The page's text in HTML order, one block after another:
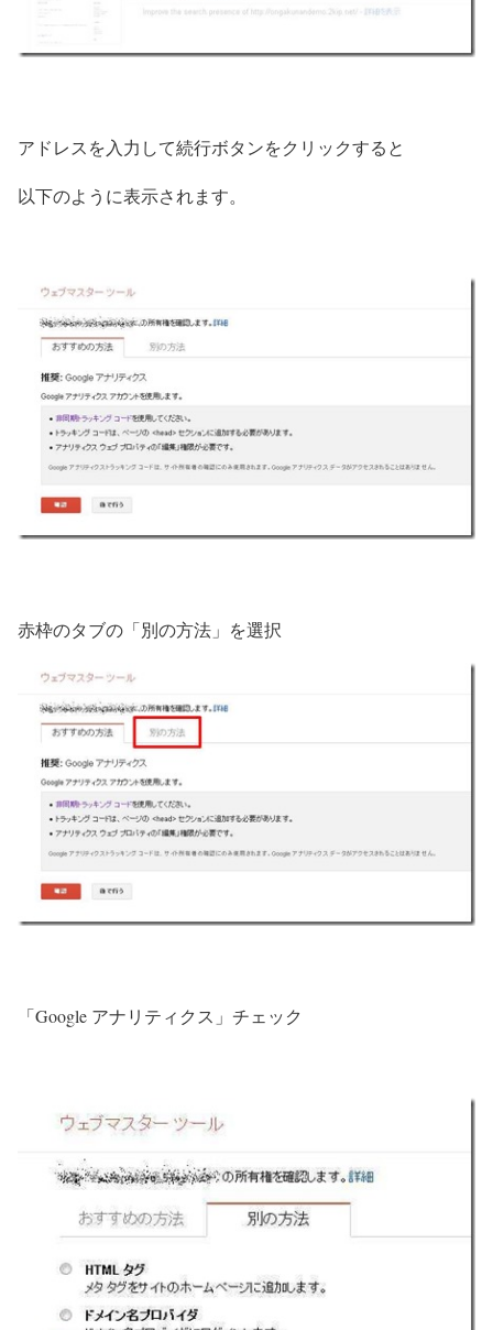
アドレスを入力して続行ボタンをクリックすると
以下のように表示されます。
赤枠のタブの「別の方法」を選択
「Google アナリティクス」チェック